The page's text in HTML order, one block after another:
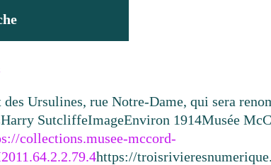
Ursulines, rue Notre-Dame, qui sera
Harry SutcliffeImageEnviron 1914Musée
collections.musee-mccord-
https://